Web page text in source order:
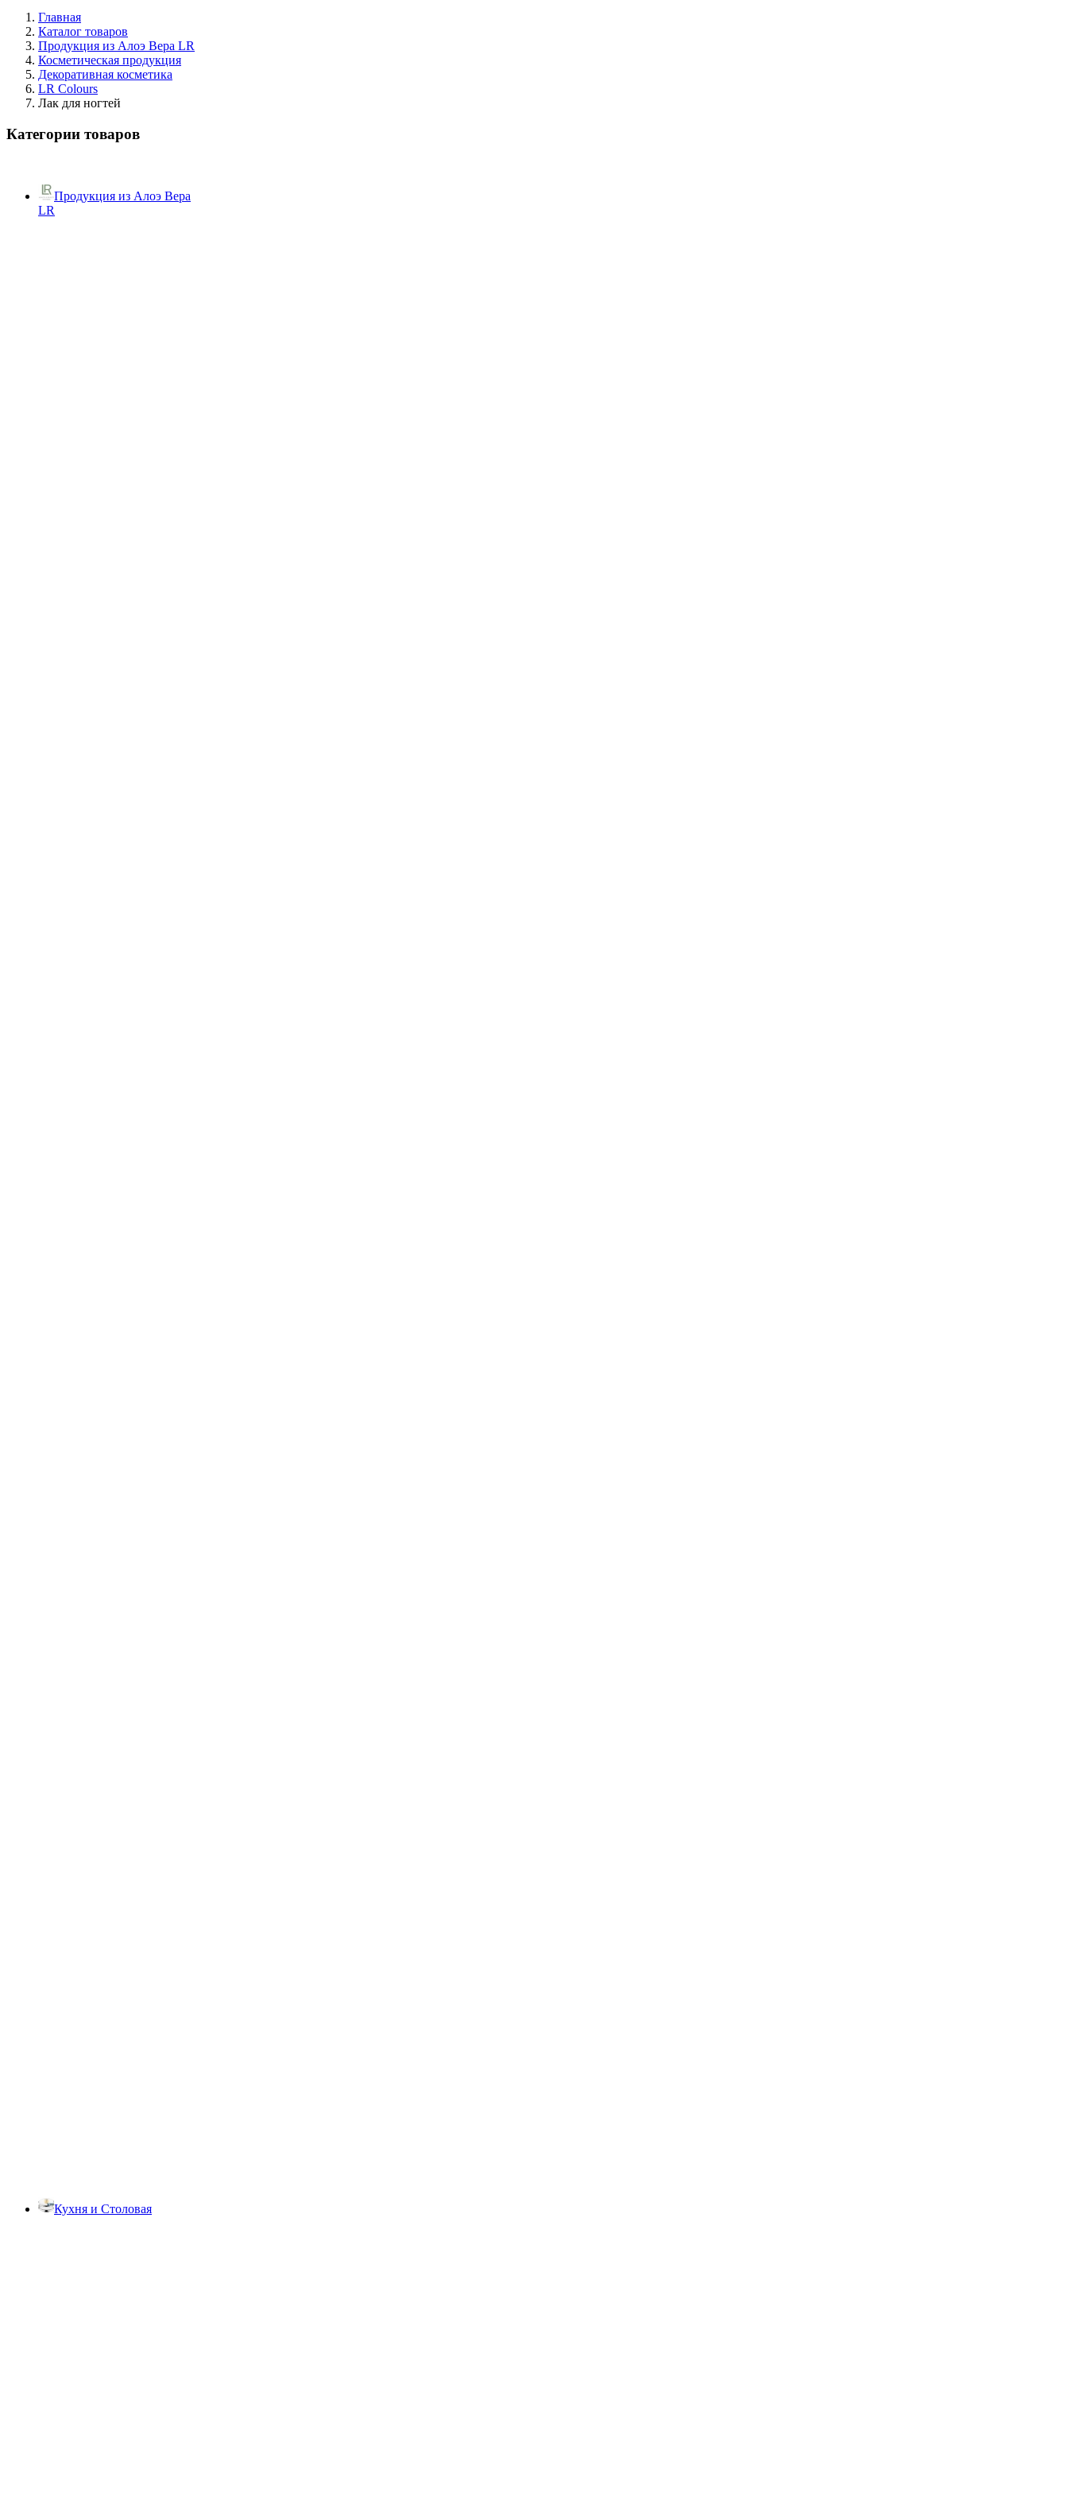
Главная
Каталог товаров
Продукция из Алоэ Вера LR
Косметическая продукция
Декоративная косметика
LR Colours
Лак для ногтей
Категории товаров
Продукция из Алоэ Вера
LR
Кухня и Столовая